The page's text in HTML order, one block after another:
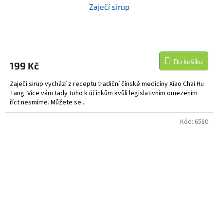
Zaječí sirup
199 Kč Do košíku
Zaječí sirup vychází z receptu tradiční čínské medicíny Xiao Chai Hu
Tang. Více vám tady toho k účinkům kvůli legislativním omezením
říct nesmíme. Můžete se...
Kód: 6580